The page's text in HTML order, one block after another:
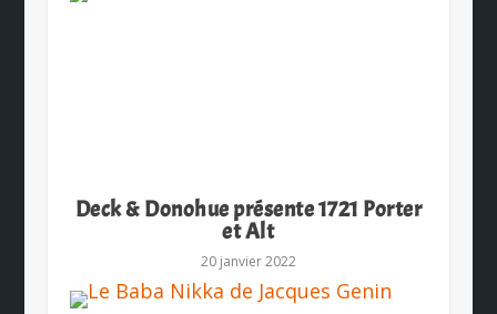
Deck & Donohue présente 1721 Porter
et Alt
20 janvier 2022